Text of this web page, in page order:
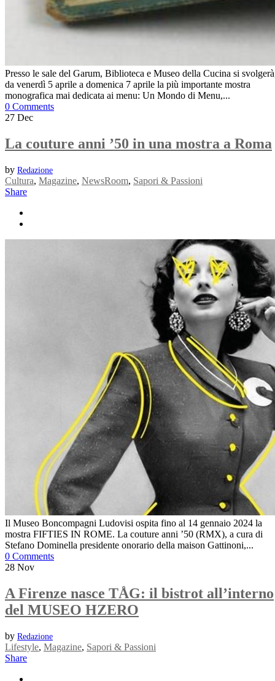
Presso le sale del Garum, Biblioteca e Museo della Cucina si
da venerdì 5 aprile a domenica 7 aprile la più importante mostra
monografica mai dedicata ai menu: Un Mondo di Menu,...
0 Comments
27 Dec
La couture anni ’50 in una mostra a Roma
by Redazione
Cultura, Magazine, NewsRoom, Sapori & Passioni
Share
Il Museo Boncompagni Ludovisi ospita fino al 14 gennaio 2024 la
mostra FIFTIES IN ROME. La couture anni ’50 (RMX), a cura di
Stefano Dominella presidente onorario della maison Gattinoni,...
0 Comments
28 Nov
A Firenze nasce TÅG: il bistrot all’interno
del MUSEO HZERO
by Redazione
Lifestyle, Magazine, Sapori & Passioni
Share